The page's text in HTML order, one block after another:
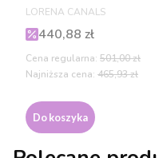
PRODUCENT
LORENA CANALS
Cena promocyjna
440,88 zł
Cena regularna: 501,00 zł
Najniższa cena: 465,93 zł
Do koszyka